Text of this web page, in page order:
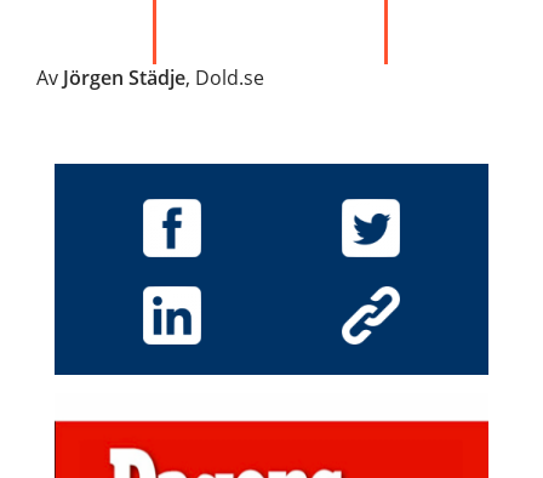
Av Jörgen Städje, Dold.se